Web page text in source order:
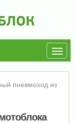
пневмоход из